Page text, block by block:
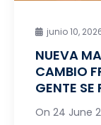
junio 10,
NUEVA
CAMBIO
GENTE SE
On 24 June